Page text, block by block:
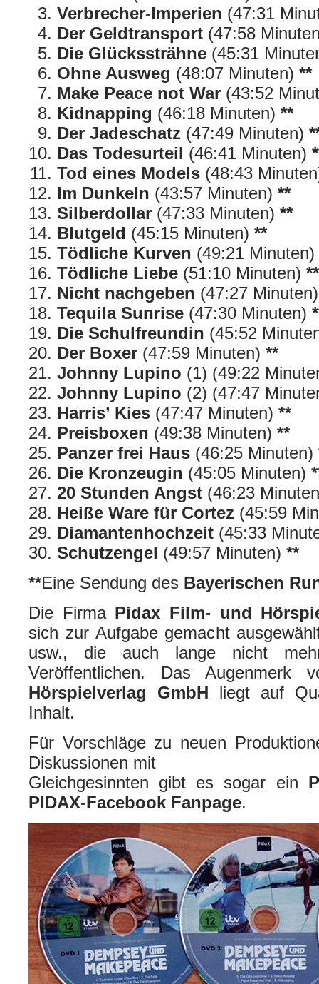
Verbrecher-Imperien (47:31
Der Geldtransport (47:58
Die Glückssträhne (45:31
Ohne Ausweg (48:07 Minuten) **
Make Peace not War (43:52
Kidnapping (46:18 Minuten) **
Der Jadeschatz (47:49 Minuten)
Das Todesurteil (46:41 Minuten)
Tod eines Models (48:43
Im Dunkeln (43:57 Minuten) **
Silberdollar (47:33 Minuten) **
Blutgeld (45:15 Minuten) **
Tödliche Kurven (49:21 Minuten)
Tödliche Liebe (51:10 Minuten) **
Nicht nachgeben (47:27
Tequila Sunrise (47:30 Minuten)
Die Schulfreundin (45:52
Der Boxer (47:59 Minuten) **
Johnny Lupino (1) (49:22
Johnny Lupino (2) (47:47
Harris’ Kies (47:47 Minuten) **
Preisboxen (49:38 Minuten) **
Panzer frei Haus (46:25 Minuten)
Die Kronzeugin (45:05 Minuten)
20 Stunden Angst (46:23
Heiße Ware für Cortez (45:59
Diamantenhochzeit (45:33
Schutzengel (49:57 Minuten) **
**Eine Sendung des Bayerischen
Die Firma Pidax Film- und
sich zur Aufgabe gemacht
usw., die auch lange nicht
Veröffentlichen. Das Augenmerk
Hörspielverlag GmbH liegt auf
Inhalt.
Für Vorschläge zu neuen
Diskussionen mit
Gleichgesinnten gibt es sogar ein
PIDAX-Facebook Fanpage.